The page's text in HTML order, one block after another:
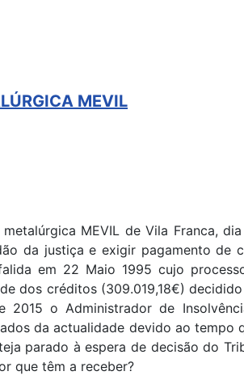
MEVIL
MEVIL de Vila Franca,
da justiça e exigir pagamento de
em 22 Maio 1995 cujo
dos créditos (309.019,18€)
2015 o Administrador de
da actualidade devido ao tempo
parado à espera de decisão do
que têm a receber?